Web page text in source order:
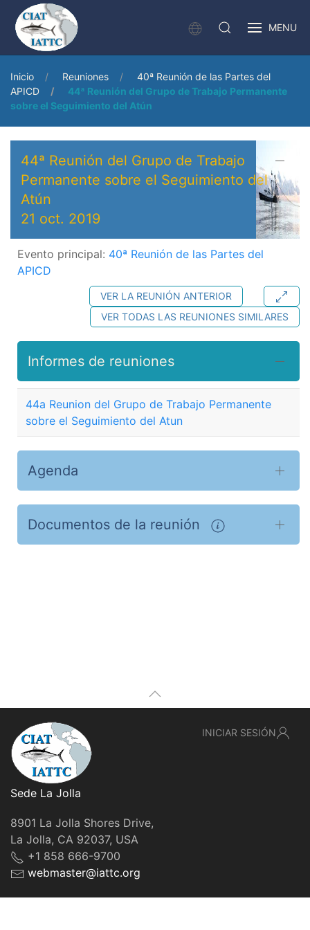
MENU
Inicio Reuniones
40ª Reunión de las Partes del
APICD
44ª Reunión del Grupo de Trabajo Permanente
sobre el Seguimiento del Atún
44ª Reunión del Grupo de Trabajo
Permanente sobre el Seguimiento del
Atún
21 oct. 2019
Evento principal: 40ª Reunión de las Partes del
APICD
VER LA REUNIÓN ANTERIOR
VER TODAS LAS REUNIONES SIMILARES
Informes de reuniones
44a Reunion del Grupo de Trabajo Permanente
sobre el Seguimiento del Atun
Agenda
Documentos de la reunión
Sede La Jolla
8901 La Jolla Shores Drive,
La Jolla, CA 92037, USA
+1 858 666-9700
webmaster@iattc.org
INICIAR SESIÓN